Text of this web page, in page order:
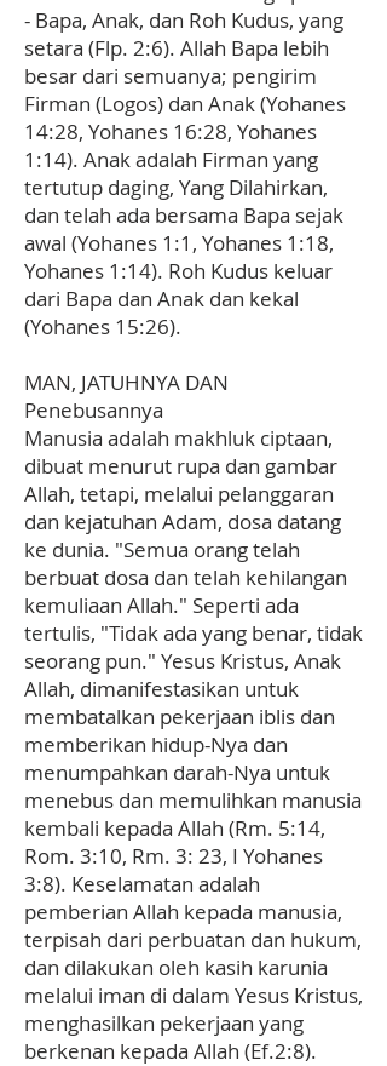
- Bapa, Anak, dan Roh Kudus, yang
setara (Flp. 2:6). Allah Bapa lebih
besar dari semuanya; pengirim
Firman (Logos) dan Anak (Yohanes
14:28, Yohanes 16:28, Yohanes
1:14). Anak adalah Firman yang
tertutup daging, Yang Dilahirkan,
dan telah ada bersama Bapa sejak
awal (Yohanes 1:1, Yohanes 1:18,
Yohanes 1:14). Roh Kudus keluar
dari Bapa dan Anak dan kekal
(Yohanes 15:26).
MAN, JATUHNYA DAN
Penebusannya
Manusia adalah makhluk ciptaan,
dibuat menurut rupa dan gambar
Allah, tetapi, melalui pelanggaran
dan kejatuhan Adam, dosa datang
ke dunia. "Semua orang telah
berbuat dosa dan telah kehilangan
kemuliaan Allah." Seperti ada
tertulis, "Tidak ada yang benar, tidak
seorang pun." Yesus Kristus, Anak
Allah, dimanifestasikan untuk
membatalkan pekerjaan iblis dan
memberikan hidup-Nya dan
menumpahkan darah-Nya untuk
menebus dan memulihkan manusia
kembali kepada Allah (Rm. 5:14,
Rom. 3:10, Rm. 3: 23, I Yohanes
3:8). Keselamatan adalah
pemberian Allah kepada manusia,
terpisah dari perbuatan dan hukum,
dan dilakukan oleh kasih karunia
melalui iman di dalam Yesus Kristus,
menghasilkan pekerjaan yang
berkenan kepada Allah (Ef.2:8).